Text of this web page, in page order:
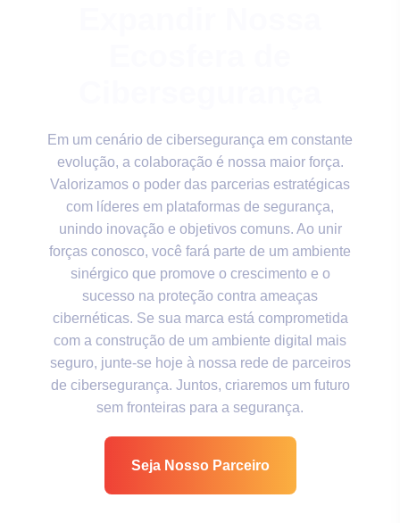
Em um cenário de cibersegurança em constante
evolução, a colaboração é nossa maior força.
Valorizamos o poder das parcerias estratégicas
com líderes em plataformas de segurança,
unindo inovação e objetivos comuns. Ao unir
forças conosco, você fará parte de um ambiente
sinérgico que promove o crescimento e o
sucesso na proteção contra ameaças
cibernéticas. Se sua marca está comprometida
com a construção de um ambiente digital mais
seguro, junte-se hoje à nossa rede de parceiros
de cibersegurança. Juntos, criaremos um futuro
sem fronteiras para a segurança.
Seja Nosso Parceiro